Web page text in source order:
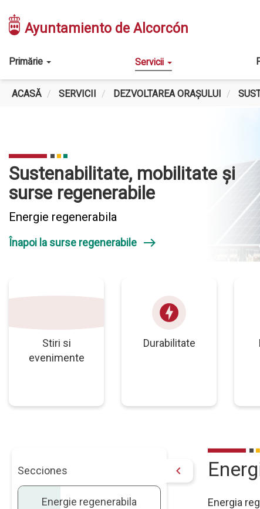
conţinutul
Ayuntamiento de Alcorcón
Main
navigation
Primărie Servicii
ACASĂ SERVICII DEZVOLTAREA ORAȘULUI
REGENERABILA
Sustenabilitate, mobilitate și
surse regenerabile
Energie regenerabila
Înapoi la surse regenerabile east
Stiri si
evenimente
offline_bolt
Durabilitate
Secciones chevron_right
Energie regenerabila
Energia